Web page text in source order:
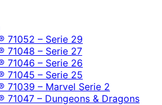
71052 – Serie 29
71048 – Serie 27
71046 – Serie 26
71045 – Serie 25
71039 – Marvel Serie 2
71047 – Dungeons & Dragons